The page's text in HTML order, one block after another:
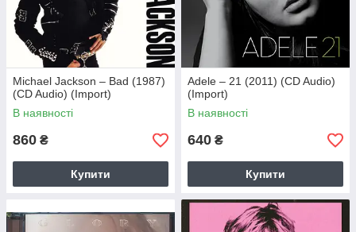
Michael Jackson – Bad (1987)
(CD Audio) (Import)
В наявності
860 ₴
Купити
Adele – 21 (2011) (CD Audio)
(Import)
В наявності
640 ₴
Купити